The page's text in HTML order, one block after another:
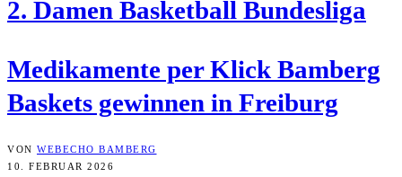
2. Damen Bas­ket­ball Bundesliga
Medi­ka­men­te per Klick Bam­berg
Bas­kets gewin­nen in Freiburg
VON WEBECHO BAMBERG
10. FEBRUAR 2026